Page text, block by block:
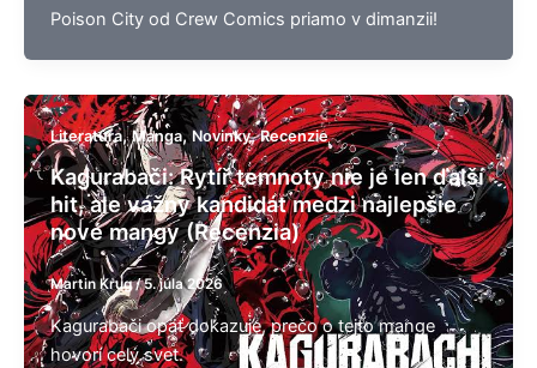
Poison City od Crew Comics priamo v dimanzii!
Literatúra,Manga,Novinky,Recenzie
Kagurabači: Rytíř temnoty nie je len ďalší
hit, ale vážny kandidát medzi najlepšie
nové mangy (Recenzia)
Martin Krug/5. júla 2026
Kagurabači opäť dokazuje, prečo o tejto mange
hovorí celý svet.